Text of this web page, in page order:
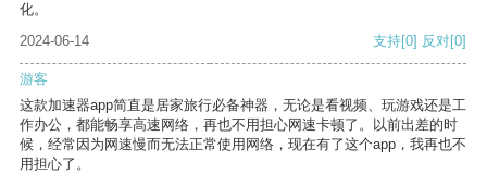
化。
2024-06-14
支持[0] 反对[0]
游客
这款加速器app简直是居家旅行必备神器，无论是看视频、玩游戏还是工
作办公，都能畅享高速网络，再也不用担心网速卡顿了。以前出差的时
候，经常因为网速慢而无法正常使用网络，现在有了这个app，我再也不
用担心了。